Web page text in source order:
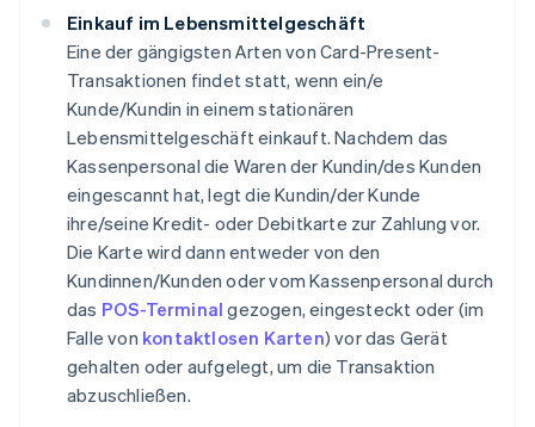
Einkauf im Lebensmittelgeschäft
Eine der gängigsten Arten von Card-Present-
Transaktionen findet statt, wenn ein/e
Kunde/Kundin in einem stationären
Lebensmittelgeschäft einkauft. Nachdem das
Kassenpersonal die Waren der Kundin/des Kunden
eingescannt hat, legt die Kundin/der Kunde
ihre/seine Kredit- oder Debitkarte zur Zahlung vor.
Die Karte wird dann entweder von den
Kundinnen/Kunden oder vom Kassenpersonal durch
das POS-Terminal gezogen, eingesteckt oder (im
Falle von kontaktlosen Karten) vor das Gerät
gehalten oder aufgelegt, um die Transaktion
abzuschließen.